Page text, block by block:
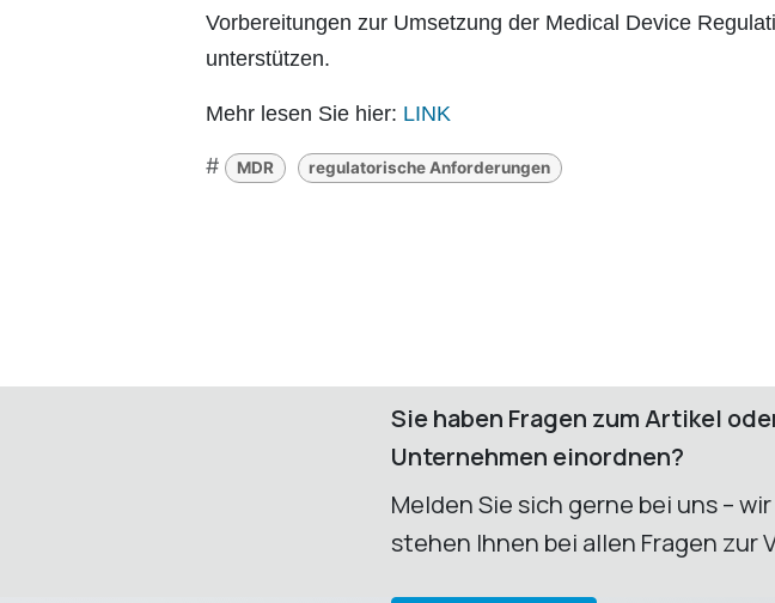
Vorbereitungen zur Umsetzung der Medical Device
unterstützen.
Mehr lesen Sie hier: LINK
# MDR regulatorische Anforderungen
Sie haben Fragen zum Artikel
Unternehmen einordnen?
Melden Sie sich gerne bei uns –
stehen Ihnen bei allen Fragen zur